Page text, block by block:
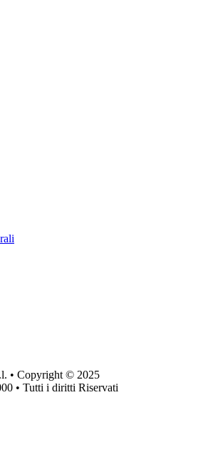
• Copyright © 2025
• Tutti i diritti Riservati